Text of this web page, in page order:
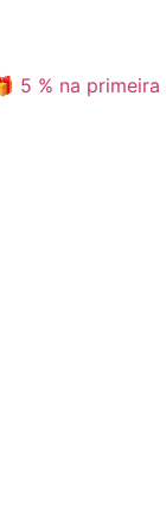
% na